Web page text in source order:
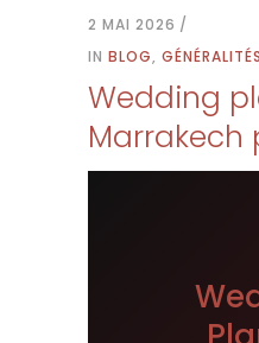
2 MAI 2026
IN BLOG, GÉNÉRALITÉS
Wedding
Marrakech